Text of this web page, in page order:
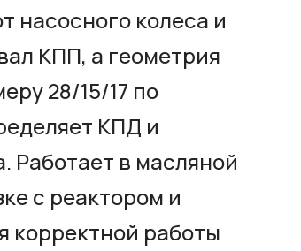
насосного колеса и
КПП, а геометрия
28/15/17 по
КПД и
Работает в масляной
с реактором и
корректной работы